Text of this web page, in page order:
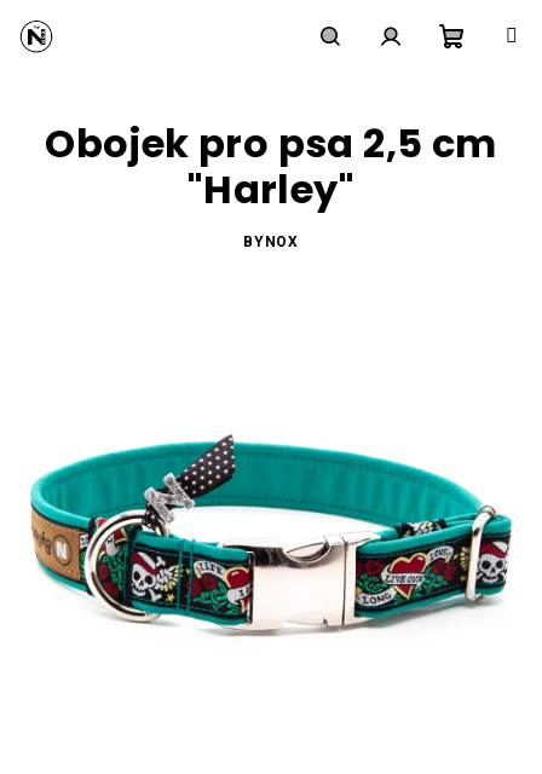
obsah
košík
Obojek pro psa 2,5 cm
"Harley"
BYNOX